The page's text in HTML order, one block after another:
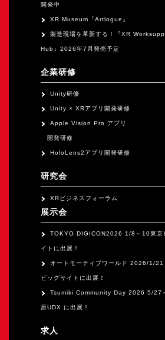
開発中
XR Museum『Artlogue』
製造現場を革新する！『XR
Hub』2026年7月発売予定
企業研修
Unity研修
Unity × XRアプリ開発研修
Apple Vision Pro アプリ
開発研修
HoloLens2アプリ開発研修
研究会
XRビジネスフォーラム
展示会
TOKYO DIGICON2026 1/8～10東京
イトに出展！
オートモーティブワールド 2026/1/21
ビッグサイトに出展！
Tsumiki Community Day 2026 5/27
原UDX に出展！
求人